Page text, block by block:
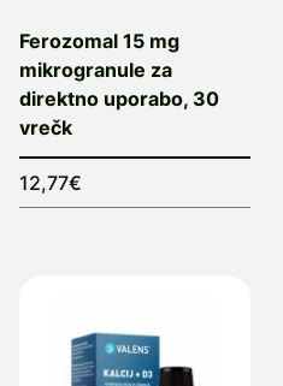
Ferozomal 15 mg
mikrogranule za
direktno uporabo, 30
vrečk
12,77€